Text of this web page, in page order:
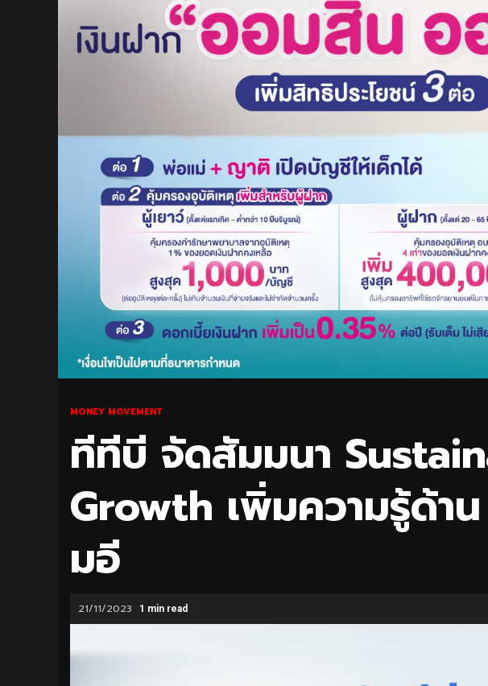
MONEY MOVEMENT
ทีทีบี จัดสัมมนา
Growth เพิ่มความรู้ด้าน
มอี
21/11/2023 1 min read